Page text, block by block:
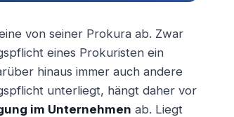
von seiner Prokura ab. Zwar
eines Prokuristen ein
hinaus immer auch andere
unterliegt, hängt daher vor
im Unternehmen ab. Liegt